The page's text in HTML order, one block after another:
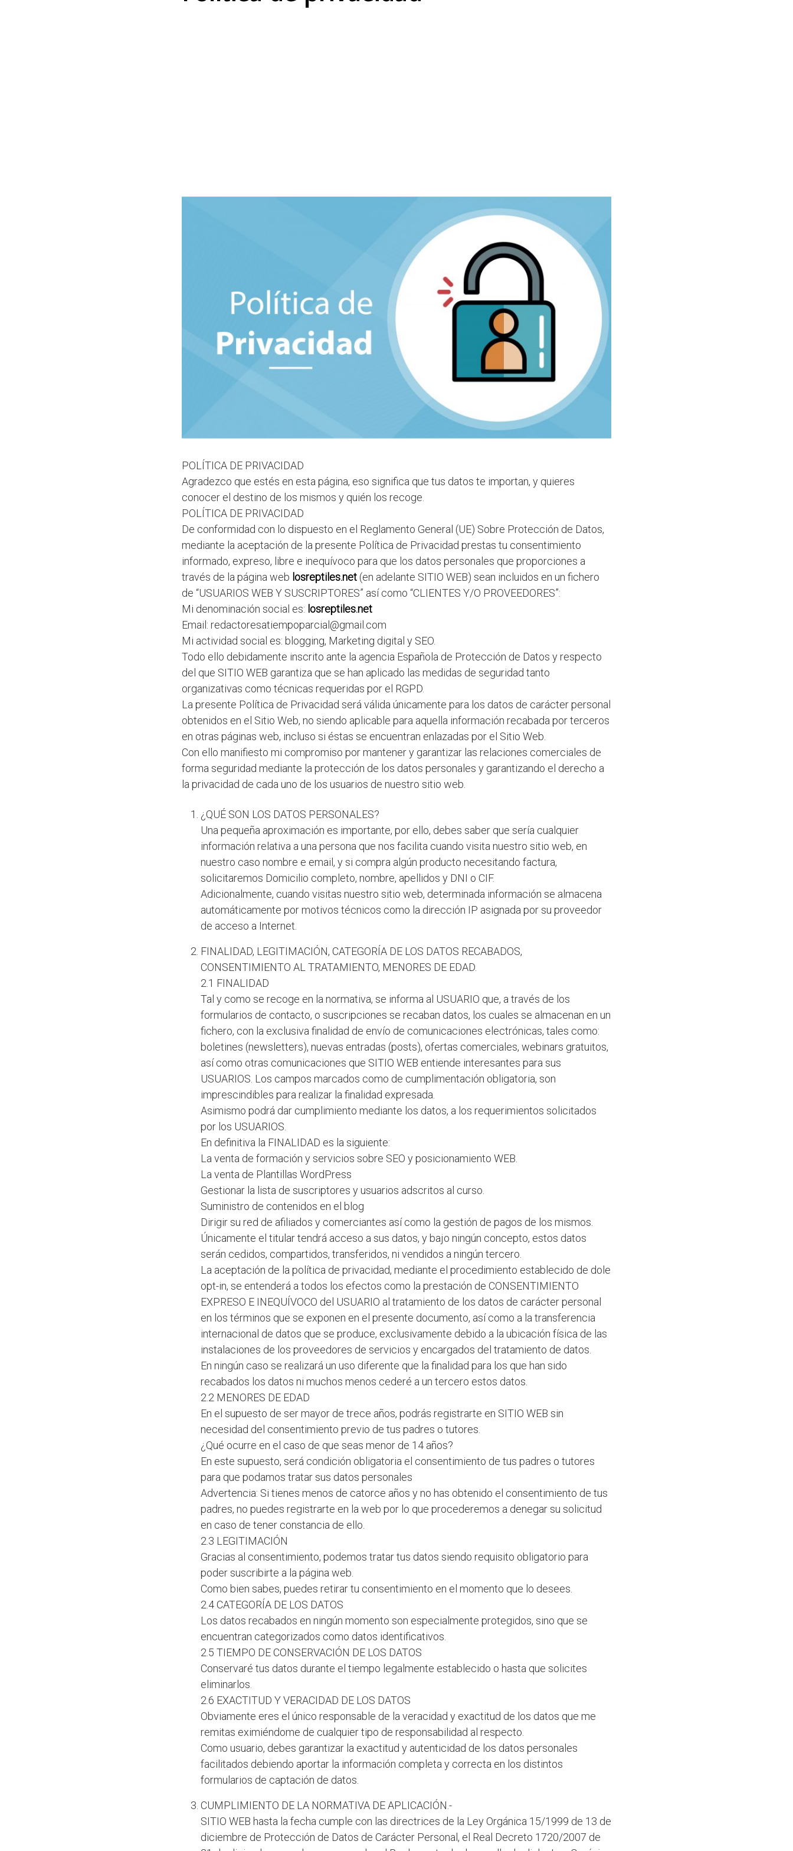
POLÍTICA DE PRIVACIDAD
Agradezco que estés en esta página, eso significa que tus datos te importan, y quieres
conocer el destino de los mismos y quién los recoge.
POLÍTICA DE PRIVACIDAD
De conformidad con lo dispuesto en el Reglamento General (UE) Sobre Protección de Datos,
mediante la aceptación de la presente Política de Privacidad prestas tu consentimiento
informado, expreso, libre e inequívoco para que los datos personales que proporciones a
través de la página web losreptiles.net(en adelante SITIO WEB) sean incluidos en un fichero
de “USUARIOS WEB Y SUSCRIPTORES” así como “CLIENTES Y/O PROVEEDORES”:
Mi denominación social es: losreptiles.net
Email: redactoresatiempoparcial@gmail.com
Mi actividad social es: blogging, Marketing digital y SEO.
Todo ello debidamente inscrito ante la agencia Española de Protección de Datos y respecto
del que SITIO WEB garantiza que se han aplicado las medidas de seguridad tanto
organizativas como técnicas requeridas por el RGPD.
La presente Política de Privacidad será válida únicamente para los datos de carácter personal
obtenidos en el Sitio Web, no siendo aplicable para aquella información recabada por terceros
en otras páginas web, incluso si éstas se encuentran enlazadas por el Sitio Web.
Con ello manifiesto mi compromiso por mantener y garantizar las relaciones comerciales de
forma seguridad mediante la protección de los datos personales y garantizando el derecho a
la privacidad de cada uno de los usuarios de nuestro sitio web.
¿QUÉ SON LOS DATOS PERSONALES?
Una pequeña aproximación es importante, por ello, debes saber que sería cualquier
información relativa a una persona que nos facilita cuando visita nuestro sitio web, en
nuestro caso nombre e email, y si compra algún producto necesitando factura,
solicitaremos Domicilio completo, nombre, apellidos y DNI o CIF.
Adicionalmente, cuando visitas nuestro sitio web, determinada información se almacena
automáticamente por motivos técnicos como la dirección IP asignada por su proveedor
de acceso a Internet.
FINALIDAD, LEGITIMACIÓN, CATEGORÍA DE LOS DATOS RECABADOS,
CONSENTIMIENTO AL TRATAMIENTO, MENORES DE EDAD.
2.1 FINALIDAD
Tal y como se recoge en la normativa, se informa al USUARIO que, a través de los
formularios de contacto, o suscripciones se recaban datos, los cuales se almacenan en un
fichero, con la exclusiva finalidad de envío de comunicaciones electrónicas, tales como:
boletines (newsletters), nuevas entradas (posts), ofertas comerciales, webinars gratuitos,
así como otras comunicaciones que SITIO WEB entiende interesantes para sus
USUARIOS. Los campos marcados como de cumplimentación obligatoria, son
imprescindibles para realizar la finalidad expresada.
Asimismo podrá dar cumplimiento mediante los datos, a los requerimientos solicitados
por los USUARIOS.
En definitiva la FINALIDAD es la siguiente:
La venta de formación y servicios sobre SEO y posicionamiento WEB.
La venta de Plantillas WordPress
Gestionar la lista de suscriptores y usuarios adscritos al curso.
Suministro de contenidos en el blog
Dirigir su red de afiliados y comerciantes así como la gestión de pagos de los mismos.
Únicamente el titular tendrá acceso a sus datos, y bajo ningún concepto, estos datos
serán cedidos, compartidos, transferidos, ni vendidos a ningún tercero.
La aceptación de la política de privacidad, mediante el procedimiento establecido de dole
opt-in, se entenderá a todos los efectos como la prestación de CONSENTIMIENTO
EXPRESO E INEQUÍVOCO del USUARIO al tratamiento de los datos de carácter personal
en los términos que se exponen en el presente documento, así como a la transferencia
internacional de datos que se produce, exclusivamente debido a la ubicación física de las
instalaciones de los proveedores de servicios y encargados del tratamiento de datos.
En ningún caso se realizará un uso diferente que la finalidad para los que han sido
recabados los datos ni muchos menos cederé a un tercero estos datos.
2.2 MENORES DE EDAD
En el supuesto de ser mayor de trece años, podrás registrarte en SITIO WEB sin
necesidad del consentimiento previo de tus padres o tutores.
¿Qué ocurre en el caso de que seas menor de 14 años?
En este supuesto, será condición obligatoria el consentimiento de tus padres o tutores
para que podamos tratar sus datos personales
Advertencia: Si tienes menos de catorce años y no has obtenido el consentimiento de tus
padres, no puedes registrarte en la web por lo que procederemos a denegar su solicitud
en caso de tener constancia de ello.
2.3 LEGITIMACIÓN
Gracias al consentimiento, podemos tratar tus datos siendo requisito obligatorio para
poder suscribirte a la página web.
Como bien sabes, puedes retirar tu consentimiento en el momento que lo desees.
2.4 CATEGORÍA DE LOS DATOS
Los datos recabados en ningún momento son especialmente protegidos, sino que se
encuentran categorizados como datos identificativos.
2.5 TIEMPO DE CONSERVACIÓN DE LOS DATOS
Conservaré tus datos durante el tiempo legalmente establecido o hasta que solicites
eliminarlos.
2.6 EXACTITUD Y VERACIDAD DE LOS DATOS
Obviamente eres el único responsable de la veracidad y exactitud de los datos que me
remitas eximiéndome de cualquier tipo de responsabilidad al respecto.
Como usuario, debes garantizar la exactitud y autenticidad de los datos personales
facilitados debiendo aportar la información completa y correcta en los distintos
formularios de captación de datos.
CUMPLIMIENTO DE LA NORMATIVA DE APLICACIÓN.-
SITIO WEB hasta la fecha cumple con las directrices de la Ley Orgánica 15/1999 de 13 de
diciembre de Protección de Datos de Carácter Personal, el Real Decreto 1720/2007 de